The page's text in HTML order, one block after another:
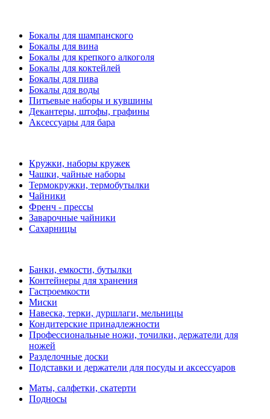
Бокалы для шампанского
Бокалы для вина
Бокалы для крепкого алкоголя
Бокалы для коктейлей
Бокалы для пива
Бокалы для воды
Питьевые наборы и кувшины
Декантеры, штофы, графины
Аксессуары для бара
Кружки, наборы кружек
Чашки, чайные наборы
Термокружки, термобутылки
Чайники
Френч - прессы
Заварочные чайники
Сахарницы
Банки, емкости, бутылки
Контейнеры для хранения
Гастроемкости
Миски
Навеска, терки, дуршлаги, мельницы
Кондитерские принадлежности
Профессиональные ножи, точилки, держатели для
ножей
Разделочные доски
Подставки и держатели для посуды и аксессуаров
Маты, салфетки, скатерти
Подносы